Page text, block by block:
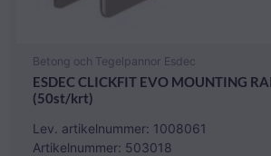
Betong och Tegelpannor Esdec
ESDEC CLICKFIT EVO MOUNTING
(50st/krt)
Lev. artikelnummer: 1008061
Artikelnummer: 503018